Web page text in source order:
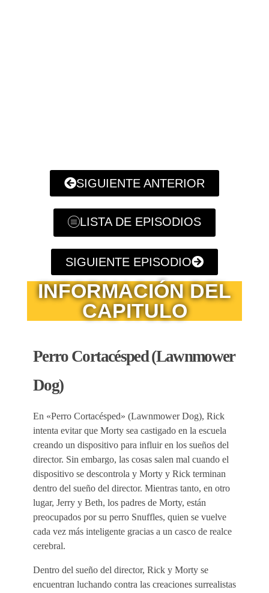
SIGUIENTE ANTERIOR
LISTA DE EPISODIOS
SIGUIENTE EPISODIO
INFORMACIÓN DEL
CAPITULO
Perro Cortacésped (Lawnmower
Dog)
En «Perro Cortacésped» (Lawnmower Dog), Rick
intenta evitar que Morty sea castigado en la escuela
creando un dispositivo para influir en los sueños del
director. Sin embargo, las cosas salen mal cuando el
dispositivo se descontrola y Morty y Rick terminan
dentro del sueño del director. Mientras tanto, en otro
lugar, Jerry y Beth, los padres de Morty, están
preocupados por su perro Snuffles, quien se vuelve
cada vez más inteligente gracias a un casco de realce
cerebral.
Dentro del sueño del director, Rick y Morty se
encuentran luchando contra las creaciones surrealistas